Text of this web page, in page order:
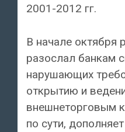
2001-2012 гг.
В начале октября
разослал банкам
нарушающих
открытию и
внешнеторговым
по сути,